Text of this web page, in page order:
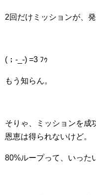
2回だけミッションが、
(；-_-) =3 ﾌｩ
もう知らん。
そりゃ、ミッションを成
恩恵は得られないけど。
80%ループって、いった